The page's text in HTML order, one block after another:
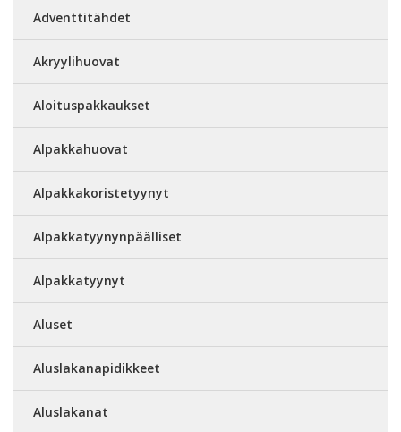
Adventtitähdet
Akryylihuovat
Aloituspakkaukset
Alpakkahuovat
Alpakkakoristetyynyt
Alpakkatyynynpäälliset
Alpakkatyynyt
Aluset
Aluslakanapidikkeet
Aluslakanat